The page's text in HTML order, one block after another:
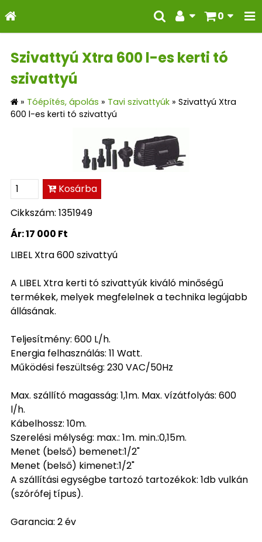
0
Szivattyú Xtra 600 l-es kerti tó
szivattyú
» Tóépítés, ápolás » Tavi szivattyúk » Szivattyú Xtra
600 l-es kerti tó szivattyú
Kosárba
Cikkszám: 1351949
Ár:17 000 Ft
LIBEL Xtra 600 szivattyú
A LIBEL Xtra kerti tó szivattyúk kiváló minőségű
termékek, melyek megfelelnek a technika legújabb
állásának.
Teljesítmény: 600 L/h.
Energia felhasználás: 11 Watt.
Működési feszültség: 230 VAC/50Hz
Max. szállító magasság: 1,1m. Max. vízátfolyás: 600
l/h.
Kábelhossz: 10m.
Szerelési mélység: max.: 1m. min.:0,15m.
Menet (belső) bemenet:1/2"
Menet (belső) kimenet:1/2"
A szállítási egységbe tartozó tartozékok: 1db vulkán
(szórófej típus).
Garancia: 2 év